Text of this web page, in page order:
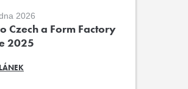
2026
Czech a Form Factory
2025